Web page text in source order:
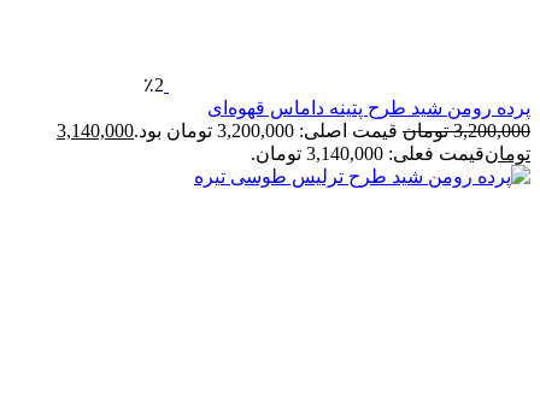
٪2
پرده رومن شید طرح پتینه داماس قهوه‌ای
3,200,000 تومان قیمت اصلی: 3,200,000 تومان بود.
3,140,000
تومانقیمت فعلی: 3,140,000 تومان.